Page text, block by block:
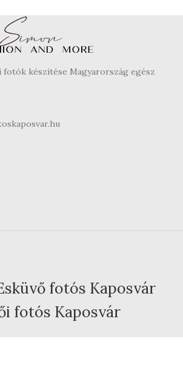
fotók készítése Magyarország egész
fotós Kaposvár
fotós Kaposvár